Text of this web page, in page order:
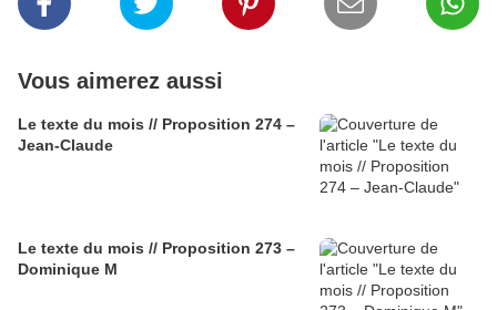
Vous aimerez aussi
Le texte du mois // Proposition 274 –
Jean-Claude
Le texte du mois // Proposition 273 –
Dominique M